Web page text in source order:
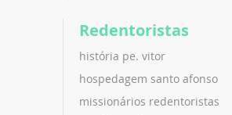
Redentoristas
história pe. vitor
hospedagem santo afonso
missionários redentoristas